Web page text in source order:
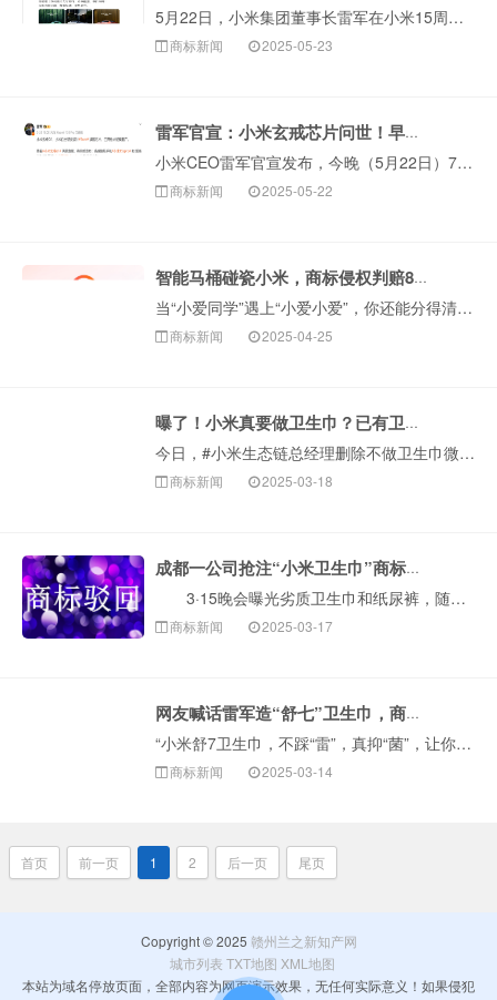
5月22日，小米集团董事长雷军在小米15周年战略新品发布会上宣布，小米YU 7正式发布，定位 “豪华高性能SUV”。在最受关注···
商标新闻 2025-05-23
雷军官宣：小米玄戒芯片问世！早已布局商标！
小米CEO雷军官宣发布，今晚（5月22日）7点，小米自研的手机SoC（系统级芯片）玄戒O1正式对外发布，搭载在旗舰手机小米15s pro和小米平板7 ···
商标新闻 2025-05-22
智能马桶碰瓷小米，商标侵权判赔8万！网友：判少了！
当“小爱同学”遇上“小爱小爱”，你还能分得清吗？很多朋友都知道，“小爱同学”是···
商标新闻 2025-04-25
曝了！小米真要做卫生巾？已有卫生护垫商标！
今日，#小米生态链总经理删除不做卫生巾微博#冲上微博热搜。这是怎么回事呢？了解的朋友可能知道，就在3月7日，小米生态链总经理陈波发文：“提···
商标新闻 2025-03-18
成都一公司抢注“小米卫生巾”商标被驳回
3·15晚会曝光劣质卫生巾和纸尿裤，随后，大批网民纷纷跑到雷军评论区刷屏，希望小米能生产卫生巾和纸尿裤等产品。关于小米是否会生产卫生巾等产品，雷军···
商标新闻 2025-03-17
网友喊话雷军造“舒七”卫生巾，商标已被抢注！
“小米舒7卫生巾，不踩“雷”，真抑“菌”，让你舒服七天，开小米su7，垫小米舒7，做美丽酥···
商标新闻 2025-03-14
首页 前一页 1 2 后一页 尾页
Copyright © 2025 赣州兰之新知产网
城市列表 TXT地图 XML地图
本站为域名停放页面，全部内容为网页演示效果，无任何实际意义！如果侵犯